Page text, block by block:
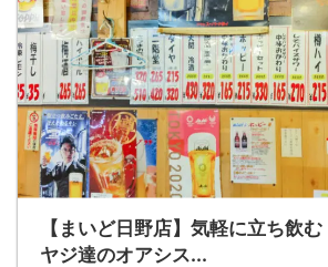
【まいど日野店】気軽に立ち飲
ヤジ達のオアシス...